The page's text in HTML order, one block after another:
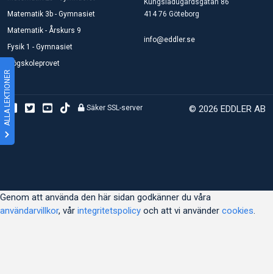
ALLA LEKTIONER
Matematik 3b - Gymnasiet
Matematik - Årskurs 9
Fysik 1 - Gymnasiet
Högskoleprovet
Kungsladugårdsgatan 86
414 76 Göteborg
info@eddler.se
© 2026 EDDLER AB
Säker SSL-server
Genom att använda den här sidan godkänner du våra
användarvillkor, vår integritetspolicy och att vi använder cookies.